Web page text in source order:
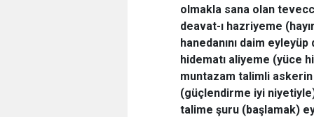
olmakla sana olan
deavat-ı hazriyeme
hanedanını daim
hidematı aliyeme (yüce
muntazam talimli
(güçlendirme iyi
talime şuru (başlamak)